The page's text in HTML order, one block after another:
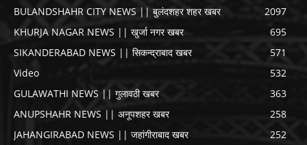
BULANDSHAHR CITY NEWS || बुलंदशहर शहर खबर
2097
KHURJA NAGAR NEWS || खुर्जा नगर खबर
695
SIKANDERABAD NEWS || सिकन्द्राबाद खबर
571
Video
532
GULAWATHI NEWS || गुलावठी खबर
363
ANUPSHAHR NEWS || अनूपशहर खबर
258
JAHANGIRABAD NEWS || जहांगीराबाद खबर
252